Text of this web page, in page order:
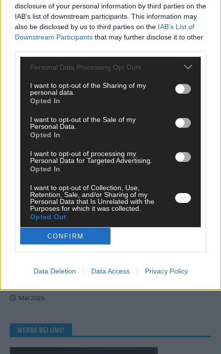
disclosure of your personal information by third parties on the
IAB’s list of downstream participants. This information may
also be disclosed by us to third parties on the IAB’s List of
Downstream Participants that may further disclose it to other
Personal Data Processing Opt Outs
I want to opt-out of the Sharing of my
personal data.
Opted In
I want to opt-out of the Sale of my
Personal Data.
Opted In
I want to opt-out of processing my
Personal Data for Targeted Advertising.
Opted In
I want to opt-out of Collection, Use,
Retention, Sale, and/or Sharing of my
Personal Data that Is Unrelated with the
Purposes for which it was collected.
Opted Out
CONFIRM
Data Deletion Data Access Privacy Policy
EUROVISION
ESC-Finale 2026: DARA siegt für Bulgarien – Finnland
enttäuscht, Israel polarisiert
Mai 2026
EUROVISION
ESC 2026 Finale: JJ mit Mozart-Eröffnung, Eurovision-
Allstars und Parov Stelar als Interval Acts
Mai 2026
ESC 2026 Grand Final: Startreihenfolge steht – alle 25 Acts
und wer wann auf die Bühne kommt
KOMMENTAR
Eurovision 2026: Der große Finale-Check – alle 25 Acts und
ihre Siegchancen
Von Lugano bis Wien: Wie der ESC in 70 Jahren sein
Mai 2026
WERBE BEI UNS!